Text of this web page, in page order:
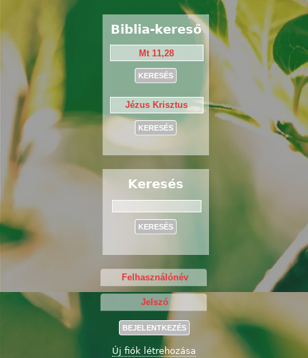
Biblia-kereső
Keresés
Új fiók létrehozása